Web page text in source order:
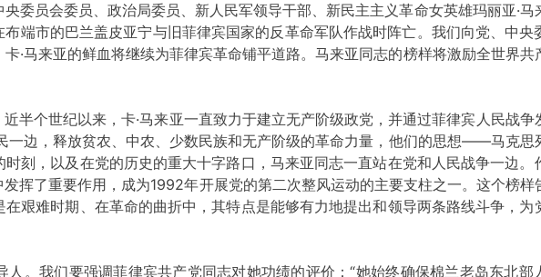
委员会委员、政治局委员、新人民军领导干部、新民主主义革命女英雄玛丽亚·马
端市的巴兰盖皮亚宁与旧菲律宾国家的反革命军队作战时阵亡。我们向党、中央
·马来亚的鲜血将继续为菲律宾革命铺平道路。马来亚同志的榜样将激励全世界共
半个世纪以来，卡·马来亚一直致力于建立无产阶级政党，并通过菲律宾人民战争
一边，释放贫农、中农、少数民族和无产阶级的革命力量，他们的思想——马克思
刻，以及在党的历史的重大十字路口，马来亚同志一直站在党和人民战争一边。
挥了重要作用，成为1992年开展党的第二次整风运动的主要支柱之一。这个榜样
艰难时期、在革命的曲折中，其特点是能够有力地提出和领导两条路线斗争，为
。我们要强调菲律宾共产党同志对她功绩的评价：“她始终确保棉兰老岛东北部